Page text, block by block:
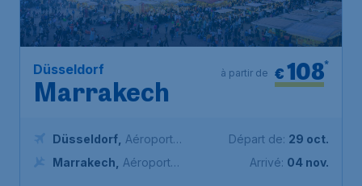
Düsseldorf
Marrakech
€108*
à partir de
Düsseldorf Aéroport
international de Düsseldorf
Marrakech
Aéroport
Départ de: 29 oct.
Arrivé: 04 nov.